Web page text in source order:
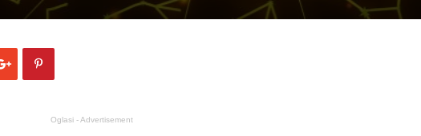
Oglasi - Advertisement